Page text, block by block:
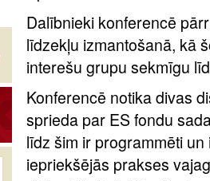
Dalībnieki konferencē
līdzekļu izmantošanā, kā
interešu grupu sekmīgu
Konferencē notika divas
sprieda par ES fondu
līdz šim ir programmēti
iepriekšējās prakses